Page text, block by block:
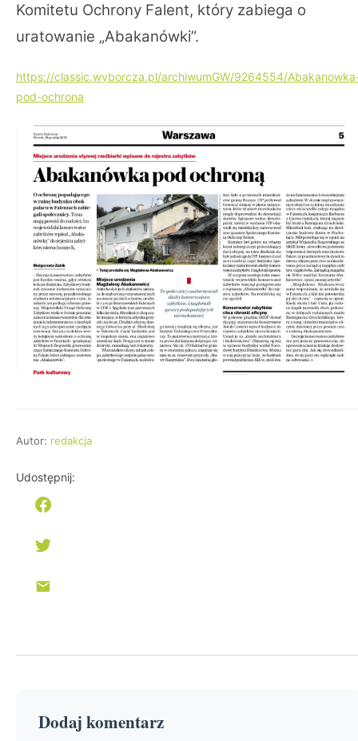
Komitetu Ochrony Falent, który zabiega o
uratowanie „Abakanówki”.
https://classic.wyborcza.pl/archiwumGW/9264554/
pod-ochrona
Autor: redakcja
Udostępnij:
Dodaj komentarz